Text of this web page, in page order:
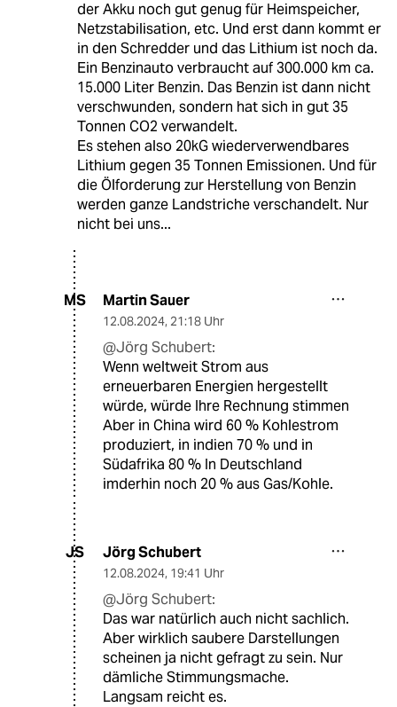
der Akku noch gut genug für Heimspeicher,
Netzstabilisation, etc. Und erst dann kommt er
in den Schredder und das Lithium ist noch da.
Ein Benzinauto verbraucht auf 300.000 km ca.
15.000 Liter Benzin. Das Benzin ist dann nicht
verschwunden, sondern hat sich in gut 35
Tonnen CO2 verwandelt.
Es stehen also 20kG wiederverwendbares
Lithium gegen 35 Tonnen Emissionen. Und für
die Ölforderung zur Herstellung von Benzin
werden ganze Landstriche verschandelt. Nur
nicht bei uns...
MS Martin Sauer
12.08.2024, 21:18 Uhr
@Jörg Schubert:
Wenn weltweit Strom aus
erneuerbaren Energien hergestellt
würde, würde Ihre Rechnung stimmen
Aber in China wird 60 % Kohlestrom
produziert, in indien 70 % und in
Südafrika 80 % In Deutschland
imderhin noch 20 % aus Gas/Kohle.
JS Jörg Schubert
12.08.2024, 19:41 Uhr
@Jörg Schubert:
Das war natürlich auch nicht sachlich.
Aber wirklich saubere Darstellungen
scheinen ja nicht gefragt zu sein. Nur
dämliche Stimmungsmache.
Langsam reicht es.